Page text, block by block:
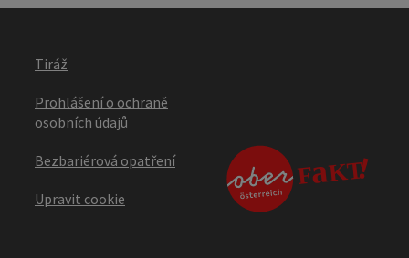
Tiráž
Prohlášení o ochraně
osobních údajů
Bezbariérová opatření
Upravit cookie